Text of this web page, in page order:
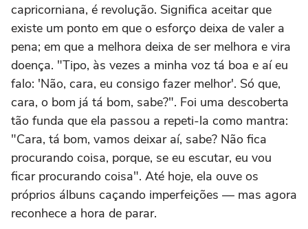
capricorniana, é revolução. Significa aceitar que
existe um ponto em que o esforço deixa de valer a
pena; em que a melhora deixa de ser melhora e vira
doença. "Tipo, às vezes a minha voz tá boa e aí eu
falo: 'Não, cara, eu consigo fazer melhor'. Só que,
cara, o bom já tá bom, sabe?". Foi uma descoberta
tão funda que ela passou a repeti-la como mantra:
"Cara, tá bom, vamos deixar aí, sabe? Não fica
procurando coisa, porque, se eu escutar, eu vou
ficar procurando coisa". Até hoje, ela ouve os
próprios álbuns caçando imperfeições — mas agora
reconhece a hora de parar.